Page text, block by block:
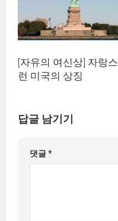
[자유의 여신상] 자랑스
런 미국의 상징
답글 남기기
댓글*